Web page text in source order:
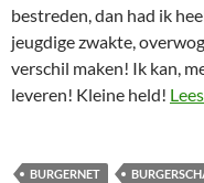
bestreden, dan had ik
jeugdige zwakte,
verschil maken! Ik kan,
leveren! Kleine held!
BURGERNET